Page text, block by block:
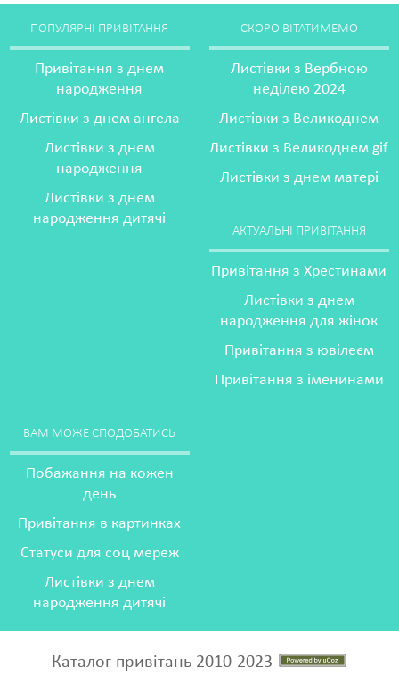
ПОПУЛЯРНІ ПРИВІТАННЯ
Привітання з днем
народження
Листівки з днем ангела
Листівки з днем
народження
Листівки з днем
народження дитячі
СКОРО ВІТАТИМЕМО
Листівки з Вербною
неділею 2024
Листівки з Великоднем
Листівки з Великоднем gif
Листівки з днем матері
АКТУАЛЬНІ ПРИВІТАННЯ
Привітання з Хрестинами
Листівки з днем
народження для жінок
Привітання з ювілеєм
Привітання з іменинами
ВАМ МОЖЕ СПОДОБАТИСЬ
Побажання на кожен
день
Привітання в картинках
Статуси для соц мереж
Листівки з днем
народження дитячі
Каталог привітань 2010-2023